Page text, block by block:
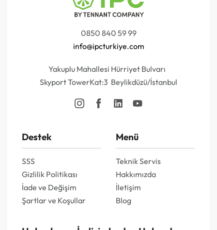
0850 840 59 99
info@ipcturkiye.com
Yakuplu Mahallesi Hürriyet Bulvarı
Skyport TowerKat:3 Beylikdüzü/İstanbul
Destek
SSS
Gizlilik Politikası
İade ve Değişim
Şartlar ve Koşullar
Menü
Teknik Servis
Hakkımızda
İletişim
Blog